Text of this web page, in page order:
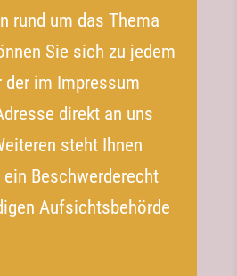
rund um das Thema
Sie sich zu jedem
der im Impressum
direkt an uns
steht Ihnen
Beschwerderecht
Aufsichtsbehörde